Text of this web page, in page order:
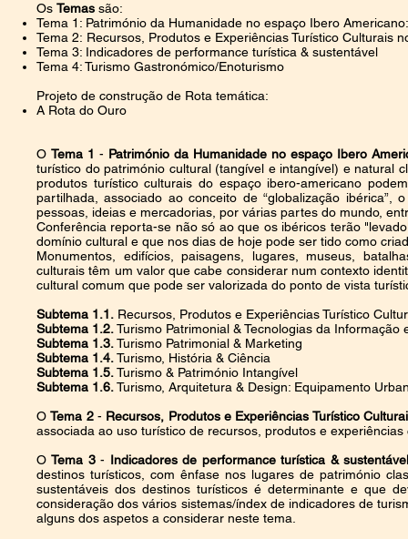
Os Temas são:
Tema 1: Património da Humanidade no espaço Ibero
Tema 2: Recursos, Produtos e Experiências Turístico Culturais
Tema 3: Indicadores de performance turística & sustentável
Tema 4: Turismo Gastronómico/Enoturismo
Projeto de construção de Rota temática:
A Rota do Ouro
OTema 1 - Património da Humanidade no espaço Ibero
turístico do património cultural (tangível e intangível) e natural
produtos turístico culturais do espaço ibero-americano
partilhada, associado ao conceito de “globalização
pessoas, ideias e mercadorias, por várias partes do mundo,
Conferência reporta-se não só ao que os ibéricos terão
domínio cultural e que nos dias de hoje pode ser tido como
Monumentos, edifícios, paisagens, lugares, museus,
culturais têm um valor que cabe considerar num contexto
cultural comum que pode ser valorizada do ponto de vista
Subtema 1.1. Recursos, Produtos e Experiências Turístico
Subtema 1.2.Turismo Patrimonial & Tecnologias da Informação
Subtema 1.3.Turismo Patrimonial & Marketing
Subtema 1.4.Turismo, História & Ciência
Subtema 1.5.Turismo & Património Intangível
Subtema 1.6.Turismo, Arquitetura & Design: Equipamento
OTema 2- Recursos, Produtos e Experiências Turístico
associada ao uso turístico de recursos, produtos e
OTema 3- Indicadores de performance turística &
destinos turísticos, com ênfase nos lugares de património
sustentáveis dos destinos turísticos é determinante e que
consideração dos vários sistemas/índex de indicadores de
alguns dos aspetos a considerar neste tema.